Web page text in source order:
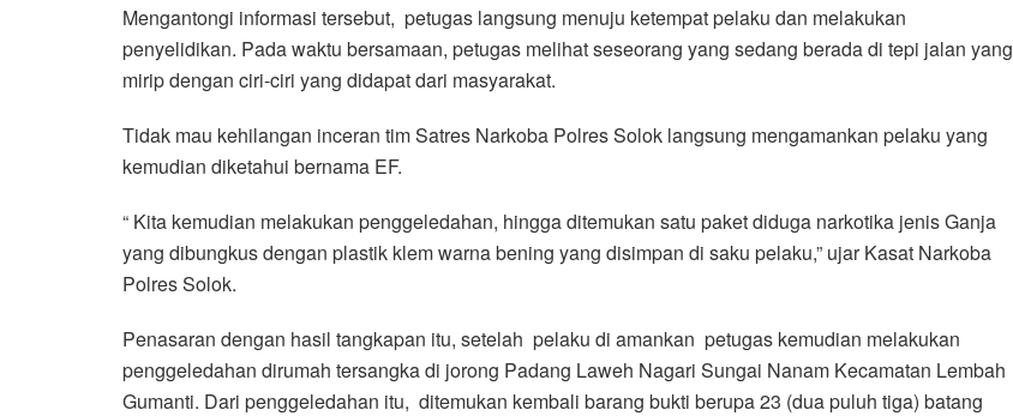
Mengantongi informasi tersebut, petugas langsung menuju ketempat pelaku dan melakukan
penyelidikan. Pada waktu bersamaan, petugas melihat seseorang yang sedang berada di tepi jalan yang
mirip dengan ciri-ciri yang didapat dari masyarakat.
Tidak mau kehilangan inceran tim Satres Narkoba Polres Solok langsung mengamankan pelaku yang
kemudian diketahui bernama EF.
“ Kita kemudian melakukan penggeledahan, hingga ditemukan satu paket diduga narkotika jenis Ganja
yang dibungkus dengan plastik klem warna bening yang disimpan di saku pelaku,” ujar Kasat Narkoba
Polres Solok.
Penasaran dengan hasil tangkapan itu, setelah pelaku di amankan petugas kemudian melakukan
penggeledahan dirumah tersangka di jorong Padang Laweh Nagari Sungai Nanam Kecamatan Lembah
Gumanti. Dari penggeledahan itu, ditemukan kembali barang bukti berupa 23 (dua puluh tiga) batang